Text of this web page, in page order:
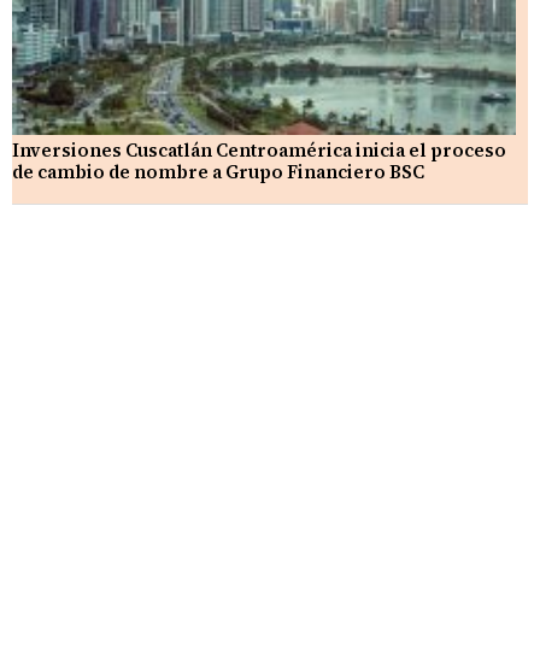
Inversiones Cuscatlán Centroamérica inicia el proceso
de cambio de nombre a Grupo Financiero BSC